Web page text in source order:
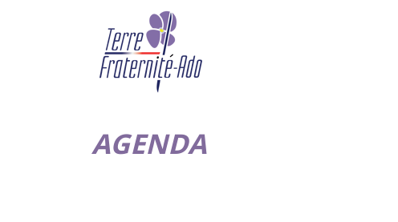
AGENDA